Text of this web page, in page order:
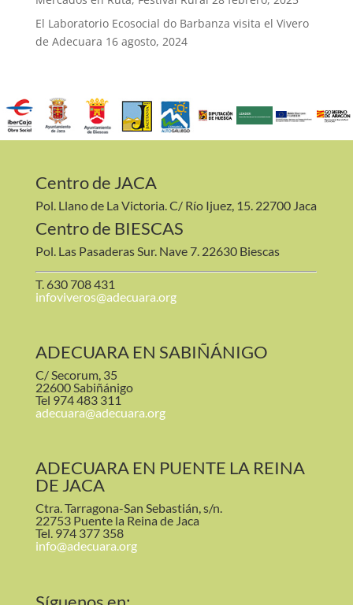
El Laboratorio Ecosocial do Barbanza visita el Vivero
de Adecuara 16 agosto, 2024
Centro de JACA
Pol. Llano de La Victoria. C/ Río Ijuez, 15. 22700 Jaca
Centro de BIESCAS
Pol. Las Pasaderas Sur. Nave 7. 22630 Biescas
T. 630 708 431
infoviveros@adecuara.org
ADECUARA EN SABIÑÁNIGO
C/ Secorum, 35
22600 Sabiñánigo
Tel 974 483 311
adecuara@adecuara.org
ADECUARA EN PUENTE LA REINA
DE JACA
Ctra. Tarragona-San Sebastián, s/n.
22753 Puente la Reina de Jaca
Tel. 974 377 358
info@adecuara.org